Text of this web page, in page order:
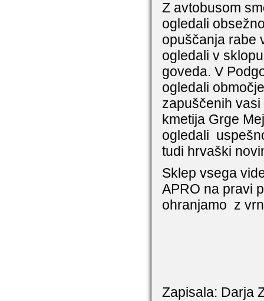
Z avtobusom
ogledali
opuščanja rabe
ogledali v
goveda. V
ogledali
zapuščenih
kmetija Grge
ogledali
tudi hrvaški
Sklep vsega
APRO na pravi
ohranjamo z
Zapisala: Darja